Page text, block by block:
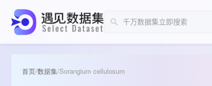
首页/数据集/Sorangium cellulosum